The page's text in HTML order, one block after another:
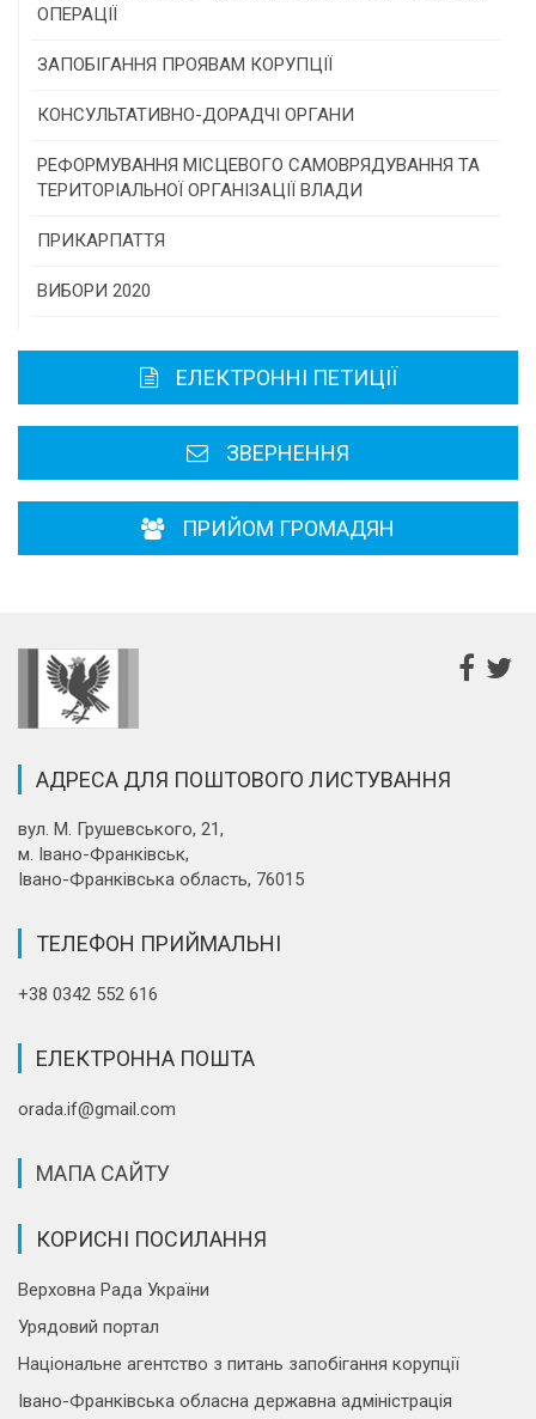
самоврядування
Конкурс інститутів громадянського суспільства
Програми/конкурси МТД
ОПЕРАЦІЇ
ЗАПОБІГАННЯ ПРОЯВАМ КОРУПЦІЇ
КОНСУЛЬТАТИВНО-ДОРАДЧІ ОРГАНИ
Консультативна рада
РЕФОРМУВАННЯ МІСЦЕВОГО САМОВРЯДУВАННЯ ТА
ТЕРИТОРІАЛЬНОЇ ОРГАНІЗАЦІЇ ВЛАДИ
ПРИКАРПАТТЯ
Історична довідка
Районні, міські ради
ВИБОРИ 2020
ЕЛЕКТРОННІ ПЕТИЦІЇ
ЗВЕРНЕННЯ
ПРИЙОМ ГРОМАДЯН
АДРЕСА ДЛЯ ПОШТОВОГО ЛИСТУВАННЯ
вул. М. Грушевського, 21,
м. Івано-Франківськ,
Івано-Франківська область, 76015
ТЕЛЕФОН ПРИЙМАЛЬНІ
+38 0342 552 616
ЕЛЕКТРОННА ПОШТА
orada.if@gmail.com
МАПА САЙТУ
КОРИСНІ ПОСИЛАННЯ
Верховна Рада України
Урядовий портал
Національне агентство з питань запобігання корупції
Івано-Франківська обласна державна адміністрація